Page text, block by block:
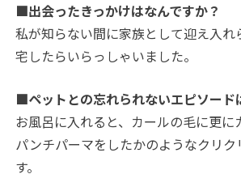
■出会ったきっかけはなんですか？
私が知らない間に家族として迎え入れ
宅したらいらっしゃいました。
■ペットとの忘れられないエピソード
お風呂に入れると、カールの毛に更に
パンチパーマをしたかのようなクリク
す。